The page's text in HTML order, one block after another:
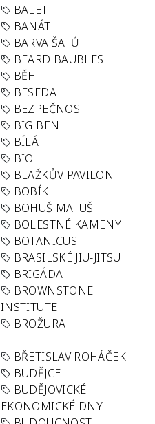
BALET
BANÁT
BARVA ŠATŮ
BEARD BAUBLES
BĚH
BESEDA
BEZPEČNOST
BIG BEN
BÍLÁ
BIO
BLAŽKŮV PAVILON
BOBÍK
BOHUŠ MATUŠ
BOLESTNÉ KAMENY
BOTANICUS
BRASILSKÉ JIU-JITSU
BRIGÁDA
BROWNSTONE
INSTITUTE
BROŽURA
BŘETISLAV ROHÁČEK
BUDĚJCE
BUDĚJOVICKÉ
EKONOMICKÉ DNY